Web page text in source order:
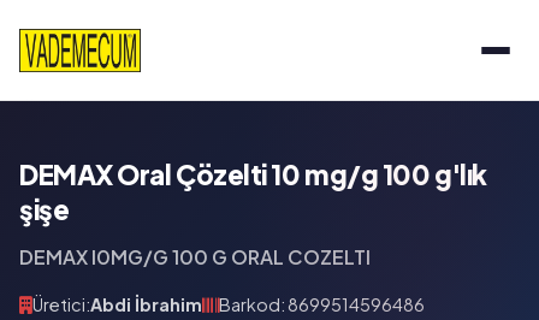
DEMAX Oral Çözelti 10 mg/g 100 g'lık
şişe
DEMAX l0MG/G 100 G ORAL COZELTI
Üretici:Abdi İbrahim
Barkod: 8699514596486